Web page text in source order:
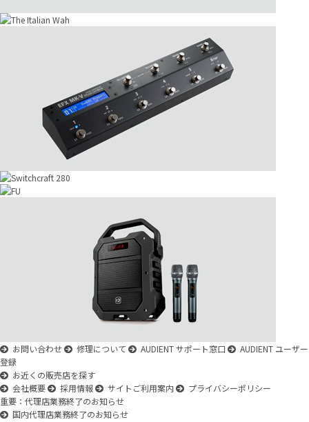
お問い合わせ 修理について AUDIENT サポート窓口
AUDIENT ユーザー
登録
お近くの販売店を探す
会社概要
採用情報 サイトご利用案内
プライバシーポリシー
重要：代理店業務終了のお知らせ
国内代理店業務終了のお知らせ